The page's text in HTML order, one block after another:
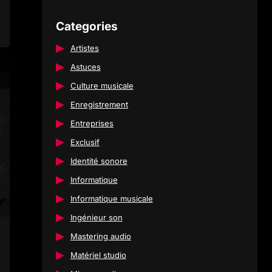
Categories
Artistes
Astuces
Culture musicale
Enregistrement
Entreprises
Exclusif
Identité sonore
Informatique
Informatique musicale
Ingénieur son
Mastering audio
Matériel studio